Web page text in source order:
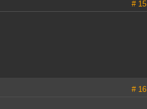
# 15
# 16